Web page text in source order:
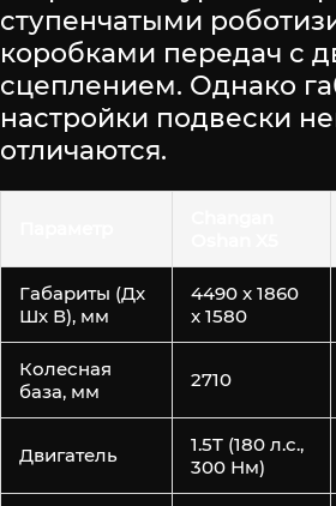
ступенчатыми
коробками передач с
сцеплением. Однако
настройки подвески
отличаются.
Габариты (Дх
Шх В), мм
4490 x 1860
x 1580
Колесная
база, мм
2710
Двигатель
1.5T (180 л.с.,
300 Нм)